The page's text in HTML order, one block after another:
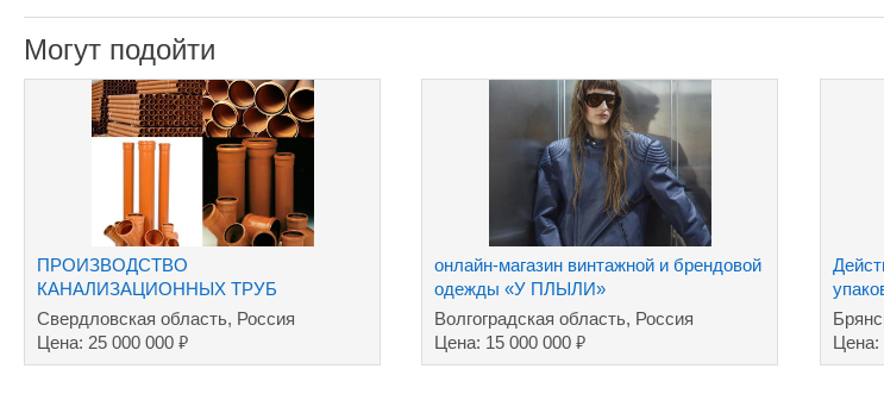
Могут подойти
ПРОИЗВОДСТВО
КАНАЛИЗАЦИОННЫХ ТРУБ
Свердловская область, Россия
Цена: 25 000 000 ₽
онлайн-магазин винтажной и брендовой
одежды «У ПЛЫЛИ»
Волгоградская область, Россия
Цена: 15 000 000₽
Цена: